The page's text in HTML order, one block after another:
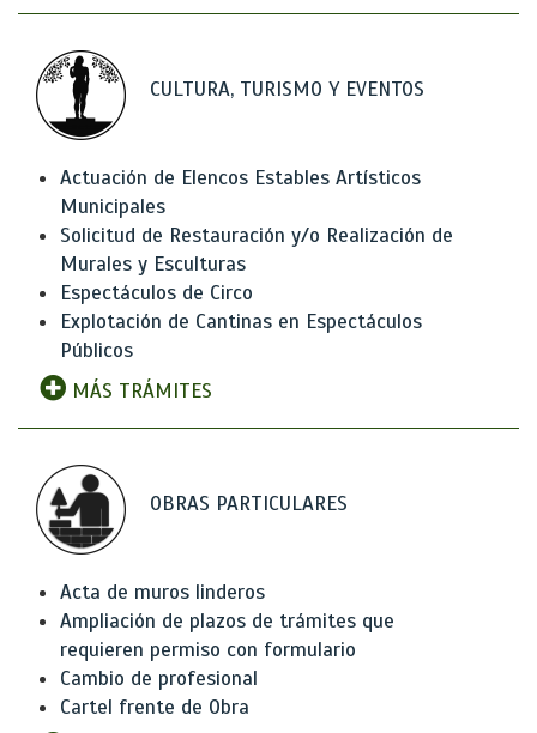
CULTURA, TURISMO Y EVENTOS
Actuación de Elencos Estables Artísticos
Municipales
Solicitud de Restauración y/o Realización de
Murales y Esculturas
Espectáculos de Circo
Explotación de Cantinas en Espectáculos
Públicos
MÁS TRÁMITES
OBRAS PARTICULARES
Acta de muros linderos
Ampliación de plazos de trámites que
requieren permiso con formulario
Cambio de profesional
Cartel frente de Obra